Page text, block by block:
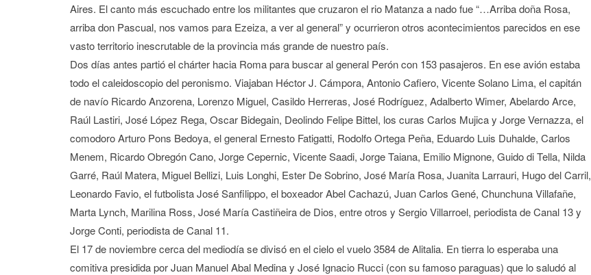
Aires. El canto más escuchado entre los militantes que cruzaron el rio Matanza a nado fue “…Arriba doña Rosa,
arriba don Pascual, nos vamos para Ezeiza, a ver al general” y ocurrieron otros acontecimientos parecidos en ese
vasto territorio inescrutable de la provincia más grande de nuestro país.
Dos días antes partió el chárter hacia Roma para buscar al general Perón con 153 pasajeros. En ese avión estaba
todo el caleidoscopio del peronismo. Viajaban Héctor J. Cámpora, Antonio Cafiero, Vicente Solano Lima, el capitán
de navío Ricardo Anzorena, Lorenzo Miguel, Casildo Herreras, José Rodríguez, Adalberto Wimer, Abelardo Arce,
Raúl Lastiri, José López Rega, Oscar Bidegain, Deolindo Felipe Bittel, los curas Carlos Mujica y Jorge Vernazza, el
comodoro Arturo Pons Bedoya, el general Ernesto Fatigatti, Rodolfo Ortega Peña, Eduardo Luis Duhalde, Carlos
Menem, Ricardo Obregón Cano, Jorge Cepernic, Vicente Saadi, Jorge Taiana, Emilio Mignone, Guido di Tella, Nilda
Garré, Raúl Matera, Miguel Bellizi, Luis Longhi, Ester De Sobrino, José María Rosa, Juanita Larrauri, Hugo del Carril,
Leonardo Favio, el futbolista José Sanfilippo, el boxeador Abel Cachazú, Juan Carlos Gené, Chunchuna Villafañe,
Marta Lynch, Marilina Ross, José María Castiñeira de Dios, entre otros y Sergio Villarroel, periodista de Canal 13 y
Jorge Conti, periodista de Canal 11.
El 17 de noviembre cerca del mediodía se divisó en el cielo el vuelo 3584 de Alitalia. En tierra lo esperaba una
comitiva presidida por Juan Manuel Abal Medina y José Ignacio Rucci (con su famoso paraguas) que lo saludó al